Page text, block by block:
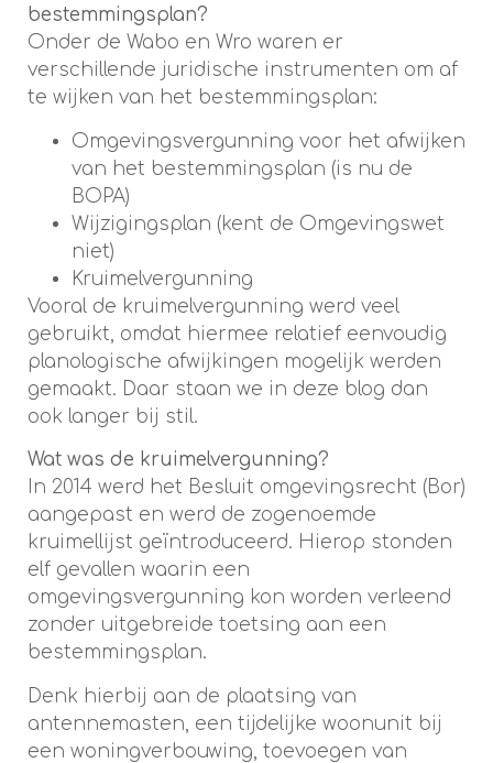
bestemmingsplan?
Onder de Wabo en Wro waren er
verschillende juridische instrumenten om af
te wijken van het bestemmingsplan:
Omgevingsvergunning voor het afwijken
van het bestemmingsplan (is nu de
BOPA)
Wijzigingsplan (kent de Omgevingswet
niet)
Kruimelvergunning
Vooral de kruimelvergunning werd veel
gebruikt, omdat hiermee relatief eenvoudig
planologische afwijkingen mogelijk werden
gemaakt. Daar staan we in deze blog dan
ook langer bij stil.
Wat was de kruimelvergunning?
In 2014 werd het Besluit omgevingsrecht (Bor)
aangepast en werd de zogenoemde
kruimellijst geïntroduceerd. Hierop stonden
elf gevallen waarin een
omgevingsvergunning kon worden verleend
zonder uitgebreide toetsing aan een
bestemmingsplan.
Denk hierbij aan de plaatsing van
antennemasten, een tijdelijke woonunit bij
een woningverbouwing, toevoegen van